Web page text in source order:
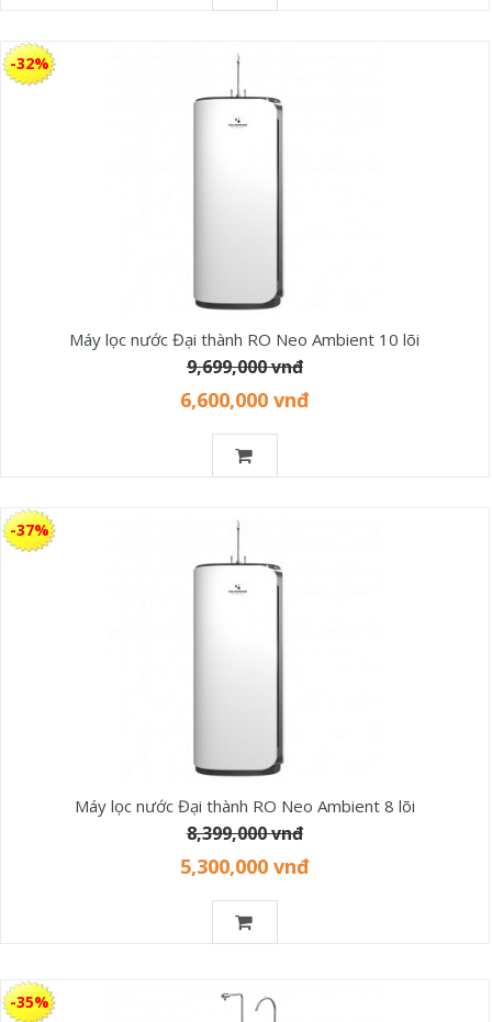
Máy lọc nước Đại thành RO Neo Ambient 10 lõi
9,699,000 vnđ
6,600,000 vnđ
-32%
Máy lọc nước Đại thành RO Neo Ambient 8 lõi
8,399,000 vnđ
5,300,000 vnđ
-37%
-35%